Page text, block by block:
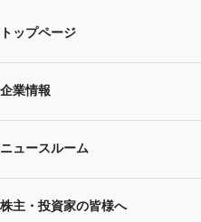
トップページ
企業情報
企業情報トップ
SUBARUのありたい姿
ニュースルーム
ニュースルームトップ
株主・投資家の皆様へ